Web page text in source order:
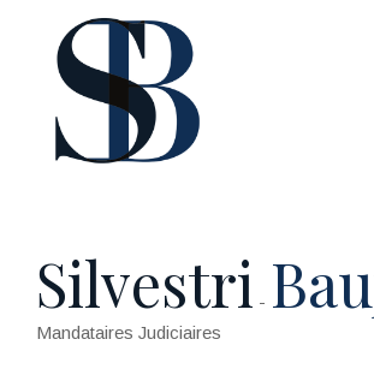
Silvestri -
Mandataires Judiciaires